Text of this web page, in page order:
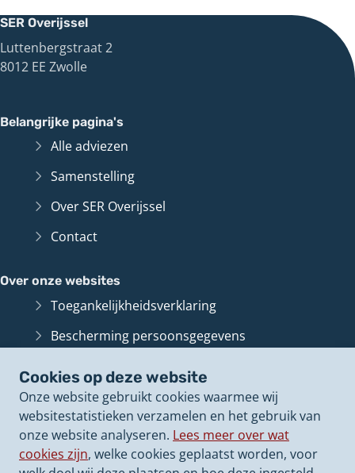
Cookies op deze website
Onze website gebruikt cookies waarmee wij
websitestatistieken verzamelen en het gebruik van
onze website analyseren. Lees meer over wat
cookies zijn, welke cookies geplaatst worden, voor
SER Overijssel
Luttenbergstraat 2
8012 EE Zwolle
Belangrijke pagina's
Alle adviezen
Samenstelling
Over SER Overijssel
Contact
Over onze websites
Toegankelijkheidsverklaring
Bescherming persoonsgegevens
Cookies op onze websites
Archief van dezewebsite
(Verwijst
naar
een